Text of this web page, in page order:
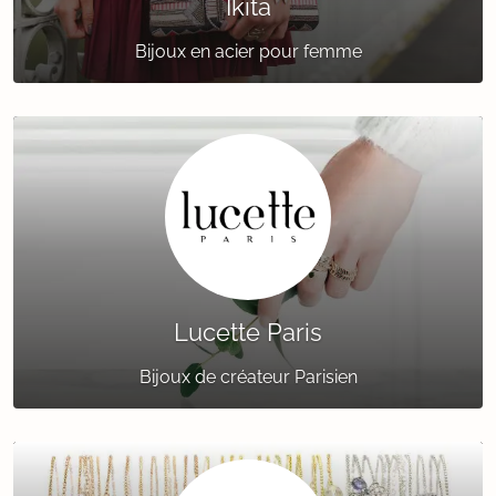
Ikita
Bijoux en acier pour femme
Lucette Paris
Bijoux de créateur Parisien